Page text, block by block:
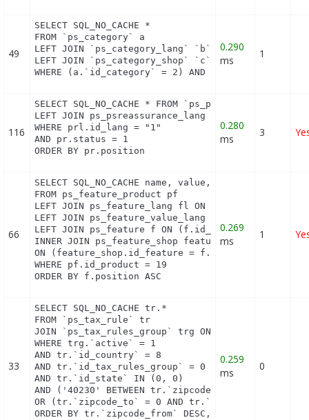
49
SELECT SQL_NO_CACHE *
FROM `ps_category` a
LEFT JOIN `ps_category_lang` `b` ON
LEFT JOIN `ps_category_shop` `c` ON
WHERE (a.`id_category` = 2) AND (b.`id_shop` = 1)
0.290
ms
1
116
SELECT SQL_NO_CACHE * FROM `ps_psreassurance` pr
LEFT JOIN ps_psreassurance_lang prl ON
WHERE prl.id_lang = "1"
AND pr.status = 1
ORDER BY pr.position
0.280
ms
3
66
SELECT SQL_NO_CACHE name, value,
FROM ps_feature_product pf
LEFT JOIN ps_feature_lang fl ON (fl.id_feature
LEFT JOIN ps_feature_value_lang fvl ON
LEFT JOIN ps_feature f ON (f.id_feature =
INNER JOIN ps_feature_shop feature_shop
ON (feature_shop.id_feature = f.id_feature AND
WHERE pf.id_product = 19
ORDER BY f.position ASC
0.269
ms
1
33
SELECT SQL_NO_CACHE tr.*
FROM `ps_tax_rule` tr
JOIN `ps_tax_rules_group` trg ON
WHERE trg.`active` = 1
AND tr.`id_country` = 8
AND tr.`id_tax_rules_group` = 0
AND tr.`id_state` IN (0, 0)
AND ('40230' BETWEEN tr.`zipcode_from` AND
OR (tr.`zipcode_to` = 0 AND tr.`zipcode_from`
ORDER BY tr.`zipcode_from` DESC,
0.259
ms
0